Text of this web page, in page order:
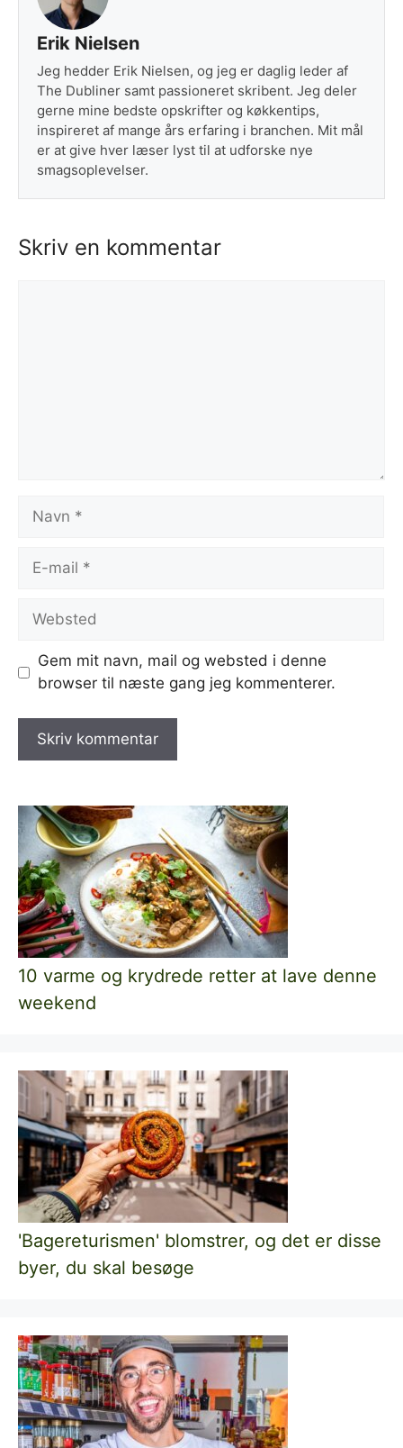
Erik Nielsen
Jeg hedder Erik Nielsen, og jeg er daglig leder af
The Dubliner samt passioneret skribent. Jeg deler
gerne mine bedste opskrifter og køkkentips,
inspireret af mange års erfaring i branchen. Mit mål
er at give hver læser lyst til at udforske nye
smagsoplevelser.
Skriv en kommentar
Navn
Websted
Gem mit navn, mail og websted i denne
browser til næste gang jeg kommenterer.
10 varme og krydrede retter at lave denne
weekend
'Bagereturismen' blomstrer, og det er disse
byer, du skal besøge